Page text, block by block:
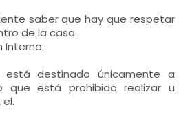
= 2 (190x180 cm.)
saber que hay que respetar
de la casa.
Interno:
está destinado únicamente a
que está prohibido realizar u